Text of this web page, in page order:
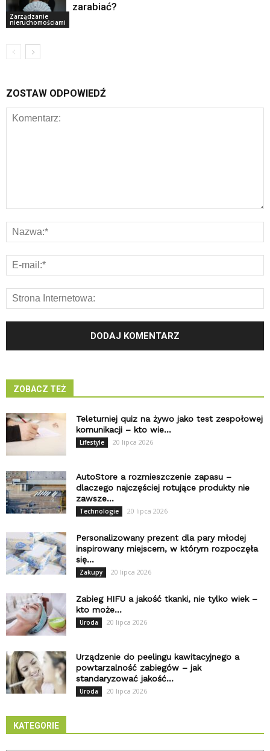
Zarządzanie
nieruchomościami
zarabiać?
ZOSTAW ODPOWIEDŹ
ZOBACZ TEŻ
Teleturniej quiz na żywo jako test zespołowej
komunikacji – kto wie...
Lifestyle 20 lipca 2026
AutoStore a rozmieszczenie zapasu –
dlaczego najczęściej rotujące produkty nie
zawsze...
Technologie 20 lipca 2026
Personalizowany prezent dla pary młodej
inspirowany miejscem, w którym rozpoczęła
się...
Zakupy 20 lipca 2026
Zabieg HIFU a jakość tkanki, nie tylko wiek –
kto może...
Uroda 20 lipca 2026
Urządzenie do peelingu kawitacyjnego a
powtarzalność zabiegów – jak
standaryzować jakość...
Uroda 20 lipca 2026
KATEGORIE
Kategorie